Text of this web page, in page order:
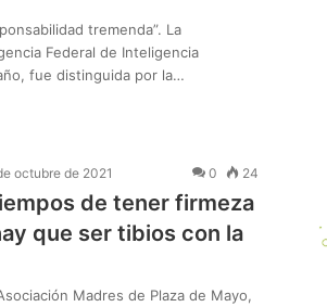
tremenda”. La
Federal de Inteligencia
fue distinguida por la…
octubre de 2021 0 24
de tener firmeza
que ser tibios con la
Madres de Plaza de Mayo,